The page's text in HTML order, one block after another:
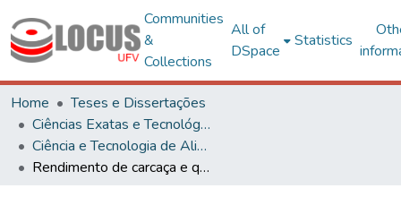
Communities
&
Collections
All of
DSpace
Statistics
Home
Teses e Dissertações
Ciências Exatas e Tecnológicas
Ciência e Tecnologia de Alimentos
Rendimento de carcaça e qualidade de carne de frangos alimentados com rações contendo formulação probiótica